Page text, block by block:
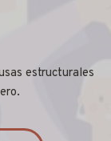
estructurales